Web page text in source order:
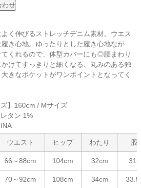
わせ
く伸びるストレッチデニム素材。ウエス
履き心地。ゆったりとした履き心地なが
くれるので、体型カバーにも◎腰まわり
けてすっきりと細くなる、丸みのある独
きなポケットがワンポイントとなってく
】160cm / Mサイズ
タン 1%
ウエスト ヒップ わたり 股
66～88cm 104cm 32cm
70～92cm 108cm 34cm